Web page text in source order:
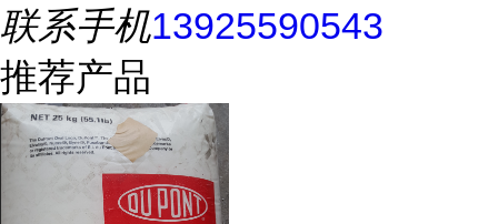
联系手机13925590543
推荐产品